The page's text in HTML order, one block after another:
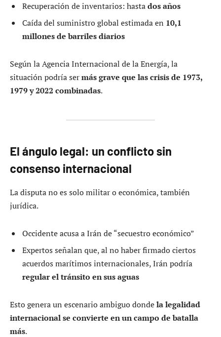
Recuperación de inventarios: hastados años
Caída del suministro global estimada en 10,1
millones de barriles diarios
Según la Agencia Internacional de la Energía, la
situación podría sermás grave que las crisis de 1973,
1979 y 2022 combinadas.
El ángulo legal: un conflicto sin
consenso internacional
La disputa no es solo militar o económica, también
jurídica.
Occidente acusa a Irán de “secuestro económico”
Expertos señalan que, al no haber firmado ciertos
acuerdos marítimos internacionales, Irán podría
regular el tránsito en sus aguas
Esto genera un escenario ambiguo dondela legalidad
internacional se convierte en un campo de batalla
más.